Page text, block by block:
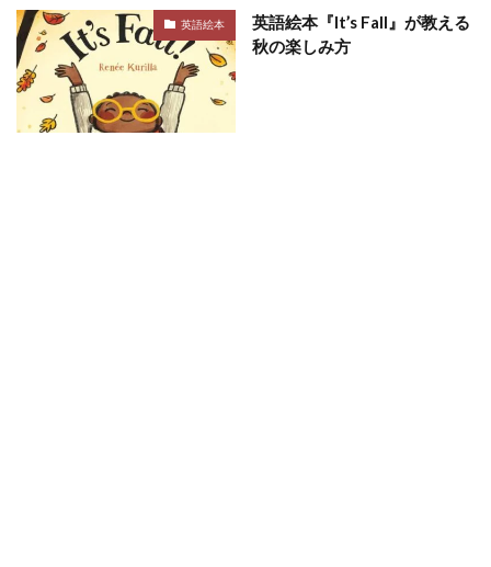
英語絵本
英語絵本『It’s Fall』が教える
秋の楽しみ方